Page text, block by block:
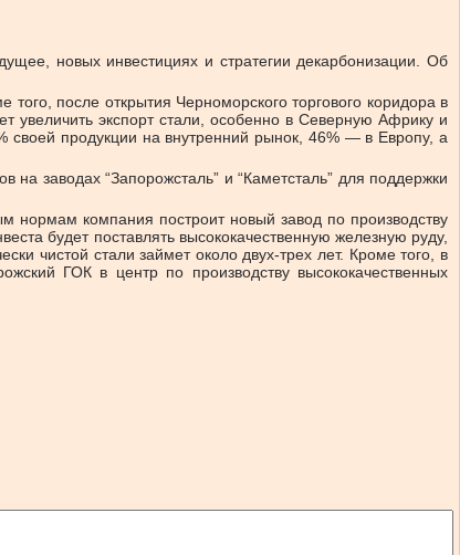
новых инвестициях и стратегии декарбонизации. Об
после открытия Черноморского торгового коридора в
увеличить экспорт стали, особенно в Северную Африку и
своей продукции на внутренний рынок, 46% — в Европу, а
на заводах “Запорожсталь” и “Каметсталь” для поддержки
нормам компания построит новый завод по производству
будет поставлять высококачественную железную руду,
чистой стали займет около двух-трех лет. Кроме того, в
ГОК в центр по производству высококачественных